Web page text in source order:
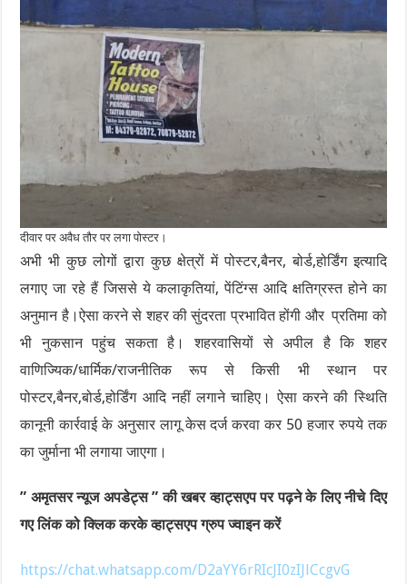
दीवार पर अवैध तौर पर लगा पोस्टर।
अभी भी कुछ लोगों द्वारा कुछ क्षेत्रों में पोस्टर,बैनर, बोर्ड,होर्डिंग इत्यादि
लगाए जा रहे हैं जिससे ये कलाकृतियां, पेंटिंग्स आदि क्षतिग्रस्त होने का
अनुमान है।ऐसा करने से शहर की सुंदरता प्रभावित होंगी और प्रतिमा को
भी नुकसान पहुंच सकता है। शहरवासियों से अपील है कि शहर
वाणिज्यिक/धार्मिक/राजनीतिक रूप से किसी भी स्थान पर
पोस्टर,बैनर,बोर्ड,होर्डिंग आदि नहीं लगाने चाहिए। ऐसा करने की स्थिति
कानूनी कार्रवाई के अनुसार लागू केस दर्ज करवा कर 50 हजार रुपये तक
का जुर्माना भी लगाया जाएगा।
” अमृतसर न्यूज अपडेट्स ” की खबर व्हाट्सएप पर पढ़ने के लिए नीचे दिए
गए लिंक को क्लिक करके व्हाट्सएप ग्रुप ज्वाइन करें
https://chat.whatsapp.com/D2aYY6rRIcJI0zIJlCcgvG